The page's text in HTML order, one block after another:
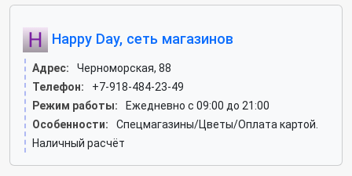
Happy Day, сеть магазинов
Адрес:
Черноморская, 88
Телефон:
+7-918-484-23-49
Режим работы:
Ежедневно с 09:00 до 21:00
Особенности:
Спецмагазины/Цветы/Оплата картой.
Наличный расчёт